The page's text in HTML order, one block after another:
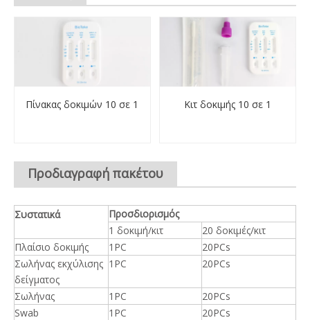
Πίνακας δοκιμών 10 σε 1 Κιτ δοκιμής 10 σε 1
Προδιαγραφή πακέτου
Συστατικά
Προσδιορισμός
1 δοκιμή/κιτ
20 δοκιμές/κιτ
Πλαίσιο δοκιμής
1PC
20PCs
Σωλήνας εκχύλισης
δείγματος
1PC 20PCs
Σωλήνας 1PC
20PCs
Swab
1PC
20PCs